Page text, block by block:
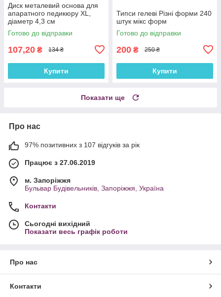
Диск металевий основа для
апаратного педикюру XL,
діаметр 4,3 см
Готово до відправки
107,20 ₴ 134 ₴
Купити
Типси гелеві Різні форми 240
штук мікс форм
Готово до відправки
200 ₴ 250 ₴
Купити
Показати ще
Про нас
97% позитивних з 107 відгуків за рік
Працює з 27.06.2019
м. Запоріжжя
Бульвар Будівельників, Запоріжжя, Україна
Контакти
Сьогодні вихідний
Показати весь графік роботи
Про нас
Контакти